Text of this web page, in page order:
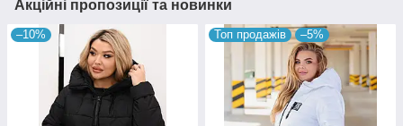
Акційні пропозиції та новинки
–10% Топ продажів –5%